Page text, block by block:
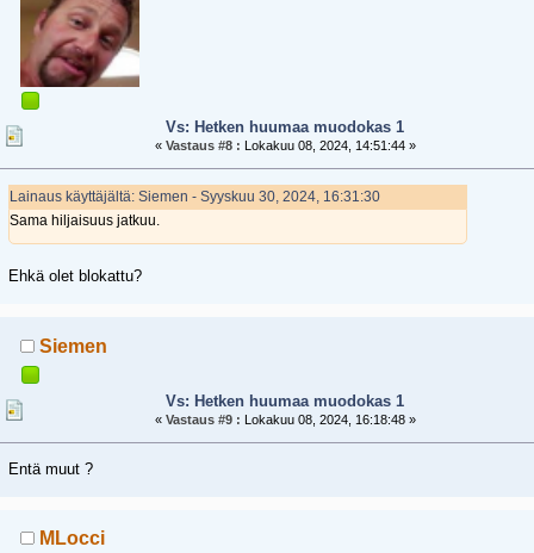
Vs: Hetken huumaa muodokas 1
« Vastaus #8 : Lokakuu 08, 2024, 14:51:44 »
Lainaus käyttäjältä: Siemen - Syyskuu 30, 2024, 16:31:30
Sama hiljaisuus jatkuu.
Ehkä olet blokattu?
Siemen
Vs: Hetken huumaa muodokas 1
« Vastaus #9 : Lokakuu 08, 2024, 16:18:48 »
Entä muut ?
MLocci